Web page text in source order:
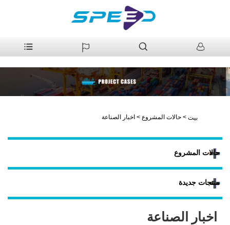
بيت > حالات المشروع > اخبار الصناعة
حالات المشروع
منتجات جديدة
اخبار الصناعة